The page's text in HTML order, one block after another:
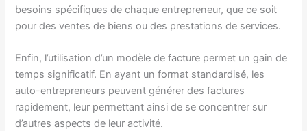
besoins spécifiques de chaque entrepreneur, que ce soit
pour des ventes de biens ou des prestations de services.
Enfin, l’utilisation d’un modèle de facture permet un gain de
temps significatif. En ayant un format standardisé, les
auto-entrepreneurs peuvent générer des factures
rapidement, leur permettant ainsi de se concentrer sur
d’autres aspects de leur activité.